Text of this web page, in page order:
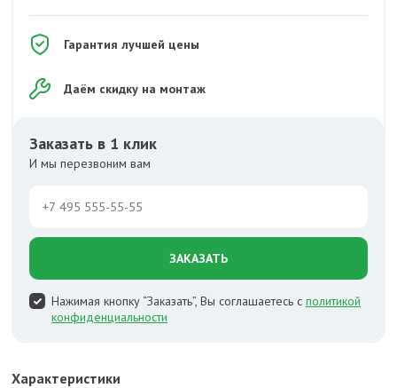
Гарантия лучшей цены
Даём скидку на монтаж
Заказать в 1 клик
И мы перезвоним вам
ЗАКАЗАТЬ
Нажимая кнопку “Заказать”, Вы соглашаетесь с политикой
конфиденциальности
Характеристики